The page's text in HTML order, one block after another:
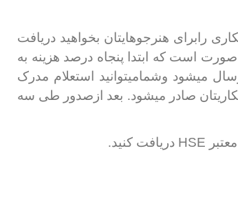
رابرای هنرجوهایتان بخواهید دریافت
است که ابتدا پنجاه درصد هزینه به
میشود وشمامیتوانید استعلام مدرک
صادر میشود. بعد ازصدور طی سه
HSE دریافت کنید.